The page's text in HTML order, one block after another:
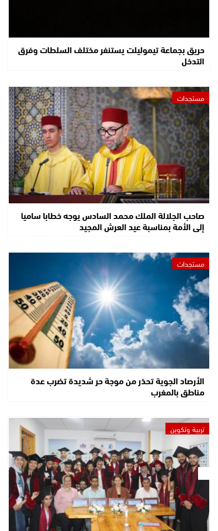
حريق بجماعة تيموليلت يستنفر مختلف السلطات وفرق
التدخل
مستجدات
صاحب الجلالة الملك محمد السادس يوجه خطابا ساميا
إلى الأمة بمناسبة عيد العرش المجيد
مستجدات
الأرصاد الجوية تحذر من موجة حر شديدة تضرب عدة
مناطق بالمغرب
تربية وتكوين